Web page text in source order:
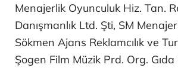
Menajerlik Oyunculuk Hiz. Tan.
Danışmanlık Ltd. Şti, SM
Sökmen Ajans Reklamcılık ve
Şogen Film Müzik Prd. Org.